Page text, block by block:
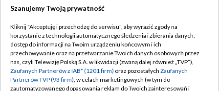
TVP
Abonament TVP
Emisja w TVP
Centrum informacji TVP
Regulamin TVP
Polityka prywatności
Moje zgody
Szanujemy Twoją prywatność
Kliknij "Akceptuję i przechodzę do serwisu", aby wyrazić zgody na
korzystanie z technologii automatycznego śledzenia i zbierania danych,
dostęp do informacji na Twoim urządzeniu końcowym i ich
przechowywanie oraz na przetwarzanie Twoich danych osobowych przez
nas, czyli Telewizję Polską S.A. w likwidacji (zwaną dalej również „TVP”),
Zaufanych Partnerów z IAB* (1201 firm) oraz pozostałych Zaufanych
Partnerów TVP (93 firm), w celach marketingowych (w tym do
zautomatyzowanego dopasowania reklam do Twoich zainteresowań i